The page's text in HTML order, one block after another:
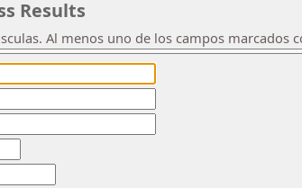
Results
Al menos uno de los campos marcados